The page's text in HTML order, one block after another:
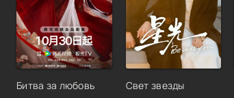
Битва за любовь Свет звезды